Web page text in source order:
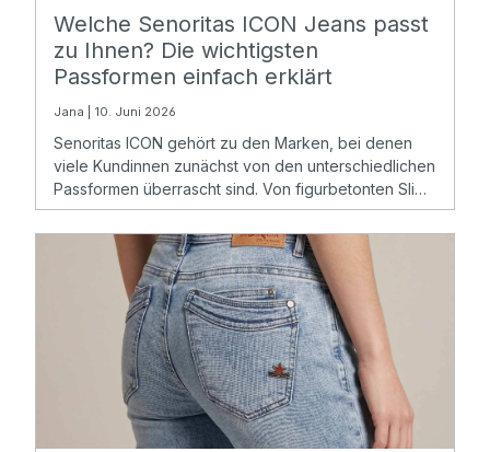
Welche Senoritas ICON Jeans passt
zu Ihnen? Die wichtigsten
Passformen einfach erklärt
Jana | 10. Juni 2026
Senoritas ICON gehört zu den Marken, bei denen
viele Kundinnen zunächst von den unterschiedlichen
Passformen überrascht sind. Von figurbetonten Slim
Fits über moderne Barrel Fits bis hin zu weiten Wide
Leg Jeans